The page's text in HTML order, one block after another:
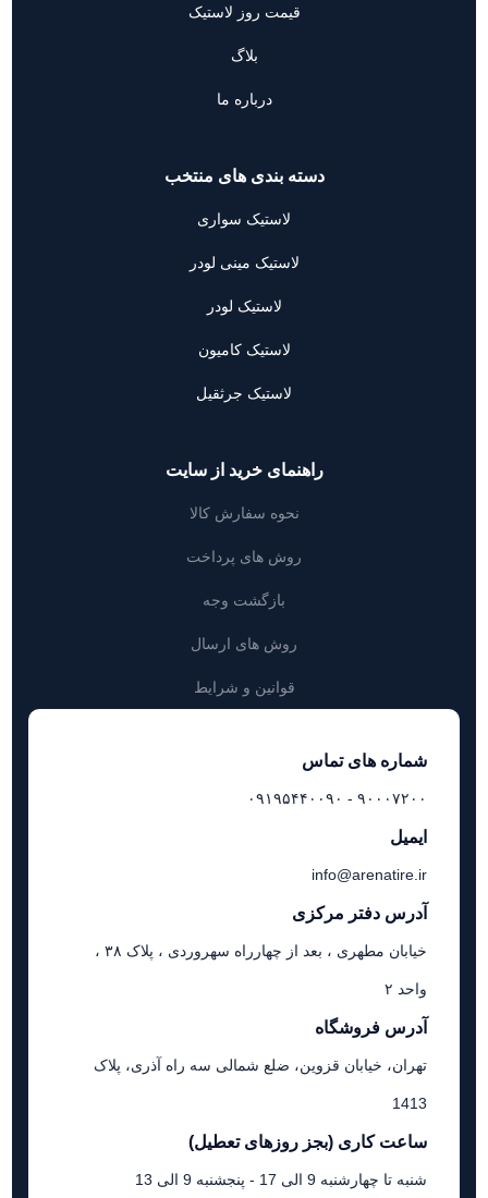
قیمت روز لاستیک
بلاگ
درباره ما
دسته بندی های منتخب
لاستیک سواری
لاستیک مینی لودر
لاستیک لودر
لاستیک کامیون
لاستیک جرثقیل
راهنمای خرید از سایت
نحوه سفارش کالا
روش های پرداخت
بازگشت وجه
روش های ارسال
قوانین و شرایط
شماره های تماس
۹۰۰۰۷۲۰۰ - ۰۹۱۹۵۴۴۰۰۹۰
ایمیل
info@arenatire.ir
آدرس دفتر مرکزی
خیابان مطهری ، بعد از چهارراه سهروردی ، پلاک ۳۸ ،
واحد ۲
آدرس فروشگاه
تهران، خیابان قزوین، ضلع شمالی سه راه آذری، پلاک
1413
ساعت کاری (بجز روزهای تعطیل)
شنبه تا چهارشنبه 9 الی 17 - پنجشنبه 9 الی 13